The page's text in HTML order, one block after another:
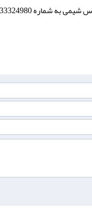
تماس حاصل فرمایید.